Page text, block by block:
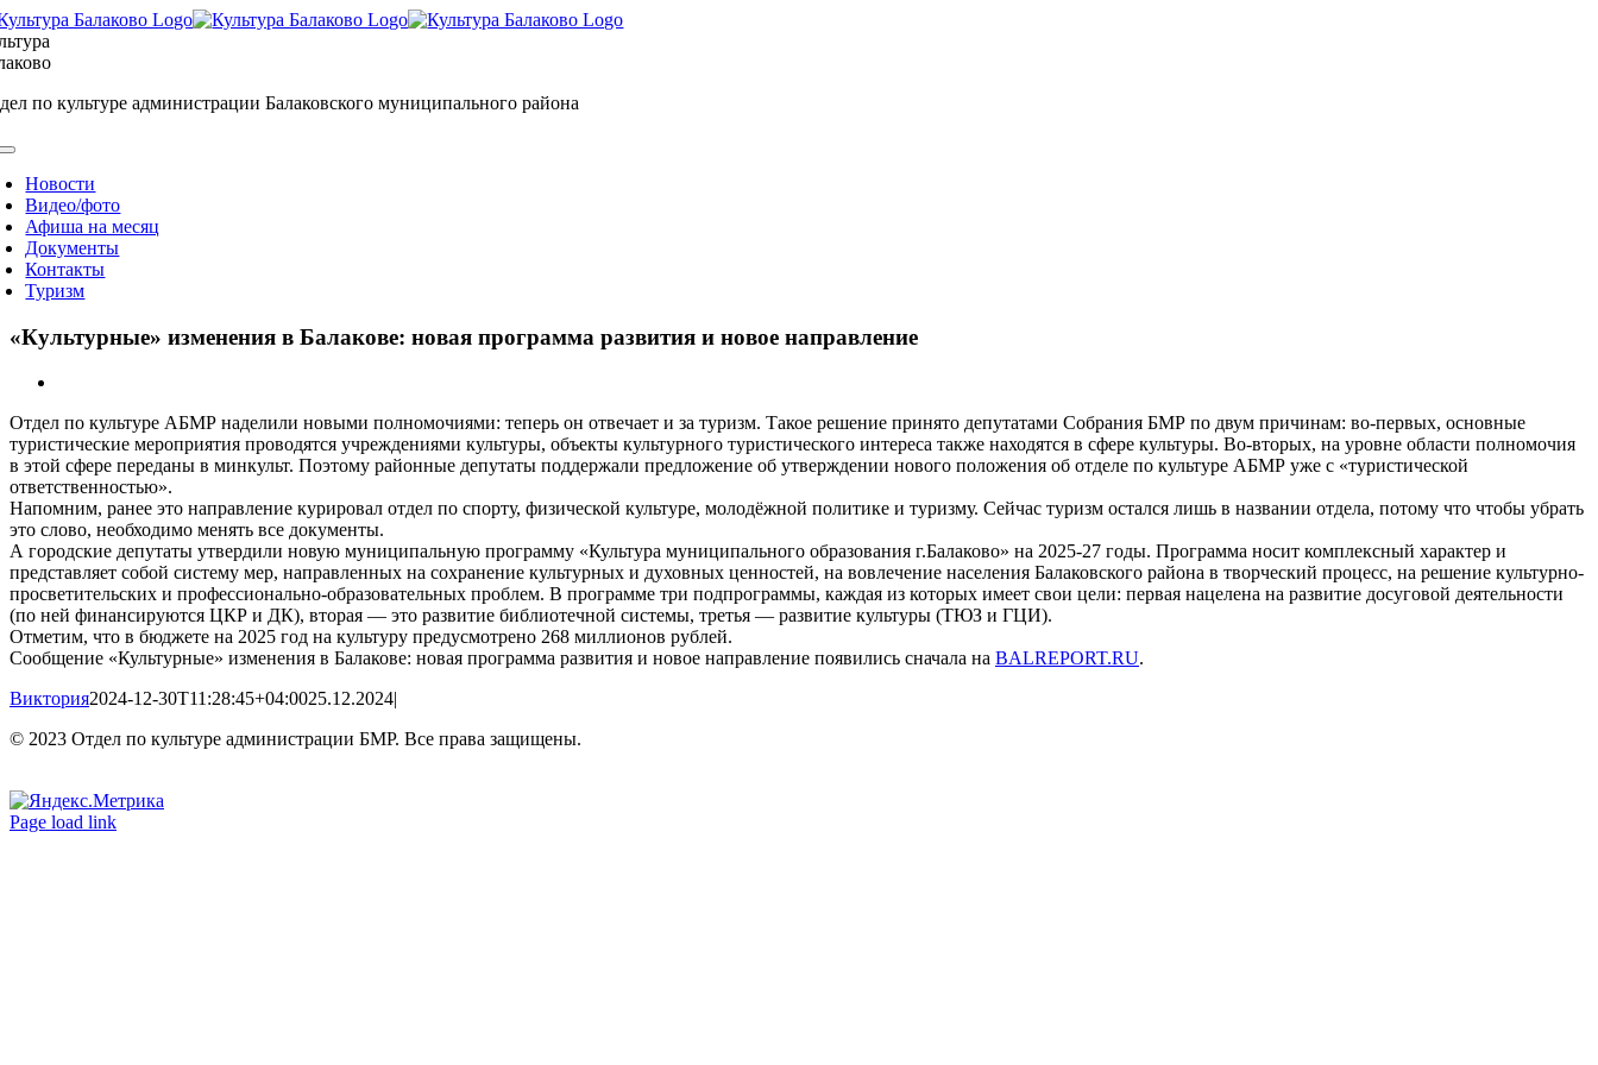
Skip
to
content
по культуре администрации Балаковского муниципального района
Новости
Видео/фото
Афиша на месяц
Документы
Контакты
Туризм
«Культурные» изменения в Балакове: новая программа развития и новое направление
Image
Отдел по культуре АБМР наделили новыми полномочиями: теперь он отвечает и за туризм. Такое решение принято депутатами Собрания БМР по двум причинам: во-первых, основные
туристические мероприятия проводятся учреждениями культуры, объекты культурного туристического интереса также находятся в сфере культуры. Во-вторых, на уровне области полномочия
в этой сфере переданы в минкульт. Поэтому районные депутаты поддержали предложение об утверждении нового положения об отделе по культуре АБМР уже с «туристической
ответственностью».
Напомним, ранее это направление курировал отдел по спорту, физической культуре, молодёжной политике и туризму. Сейчас туризм остался лишь в названии отдела, потому что чтобы убрать
это слово, необходимо менять все документы.
А городские депутаты утвердили новую муниципальную программу «Культура муниципального образования г.Балаково» на 2025-27 годы. Программа носит комплексный характер и
представляет собой систему мер, направленных на сохранение культурных и духовных ценностей, на вовлечение населения Балаковского района в творческий процесс, на решение культурно-
просветительских и профессионально-образовательных проблем. В программе три подпрограммы, каждая из которых имеет свои цели: первая нацелена на развитие досуговой деятельности
(по ней финансируются ЦКР и ДК), вторая — это развитие библиотечной системы, третья — развитие культуры (ТЮЗ и ГЦИ).
Отметим, что в бюджете на 2025 год на культуру предусмотрено 268 миллионов рублей.
Сообщение «Культурные» изменения в Балакове: новая программа развития и новое направление появились сначала на BALREPORT.RU.
Виктория2024-12-30T11:28:45+04:0025.12.2024|
© 2023 Отдел по культуре администрации БМР. Все права защищены.
Вконтакте
Одноклассники
Page load link